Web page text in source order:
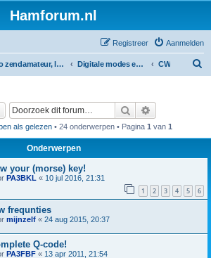
Hamforum.nl
Aanmelden
Registreer
Radio zendamateur, luisteramateur en elektronica zelfbouw Digitale modes en morse (CW) CW
Zoek
als gelezen• 24 onderwerpen • Pagina 1 van 1
Onderwerpen
your (morse) key!
PA3BKL « 10 jul 2016, 21:31
1 2 3 4 5 6
frequnties
mijnzelf « 24 aug 2015, 20:37
Q-code!
PA3FBF « 13 apr 2011, 21:54